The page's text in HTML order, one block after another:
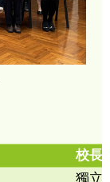
校長
獨立